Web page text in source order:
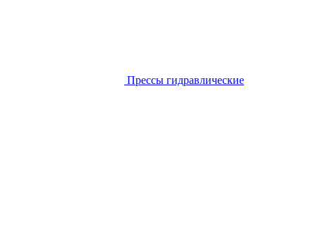
Прессы гидравлические